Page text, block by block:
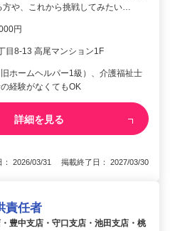
方や、これから挑戦してみたい…
円
目8-13 高尾マンション1F
ホームヘルパー1級）、介護福祉士
経験がなくてもOK
詳細を見る
： 2026/03/31 掲載終了日： 2027/03/30
責任者
豊中支店・守口支店・池田支店・桃